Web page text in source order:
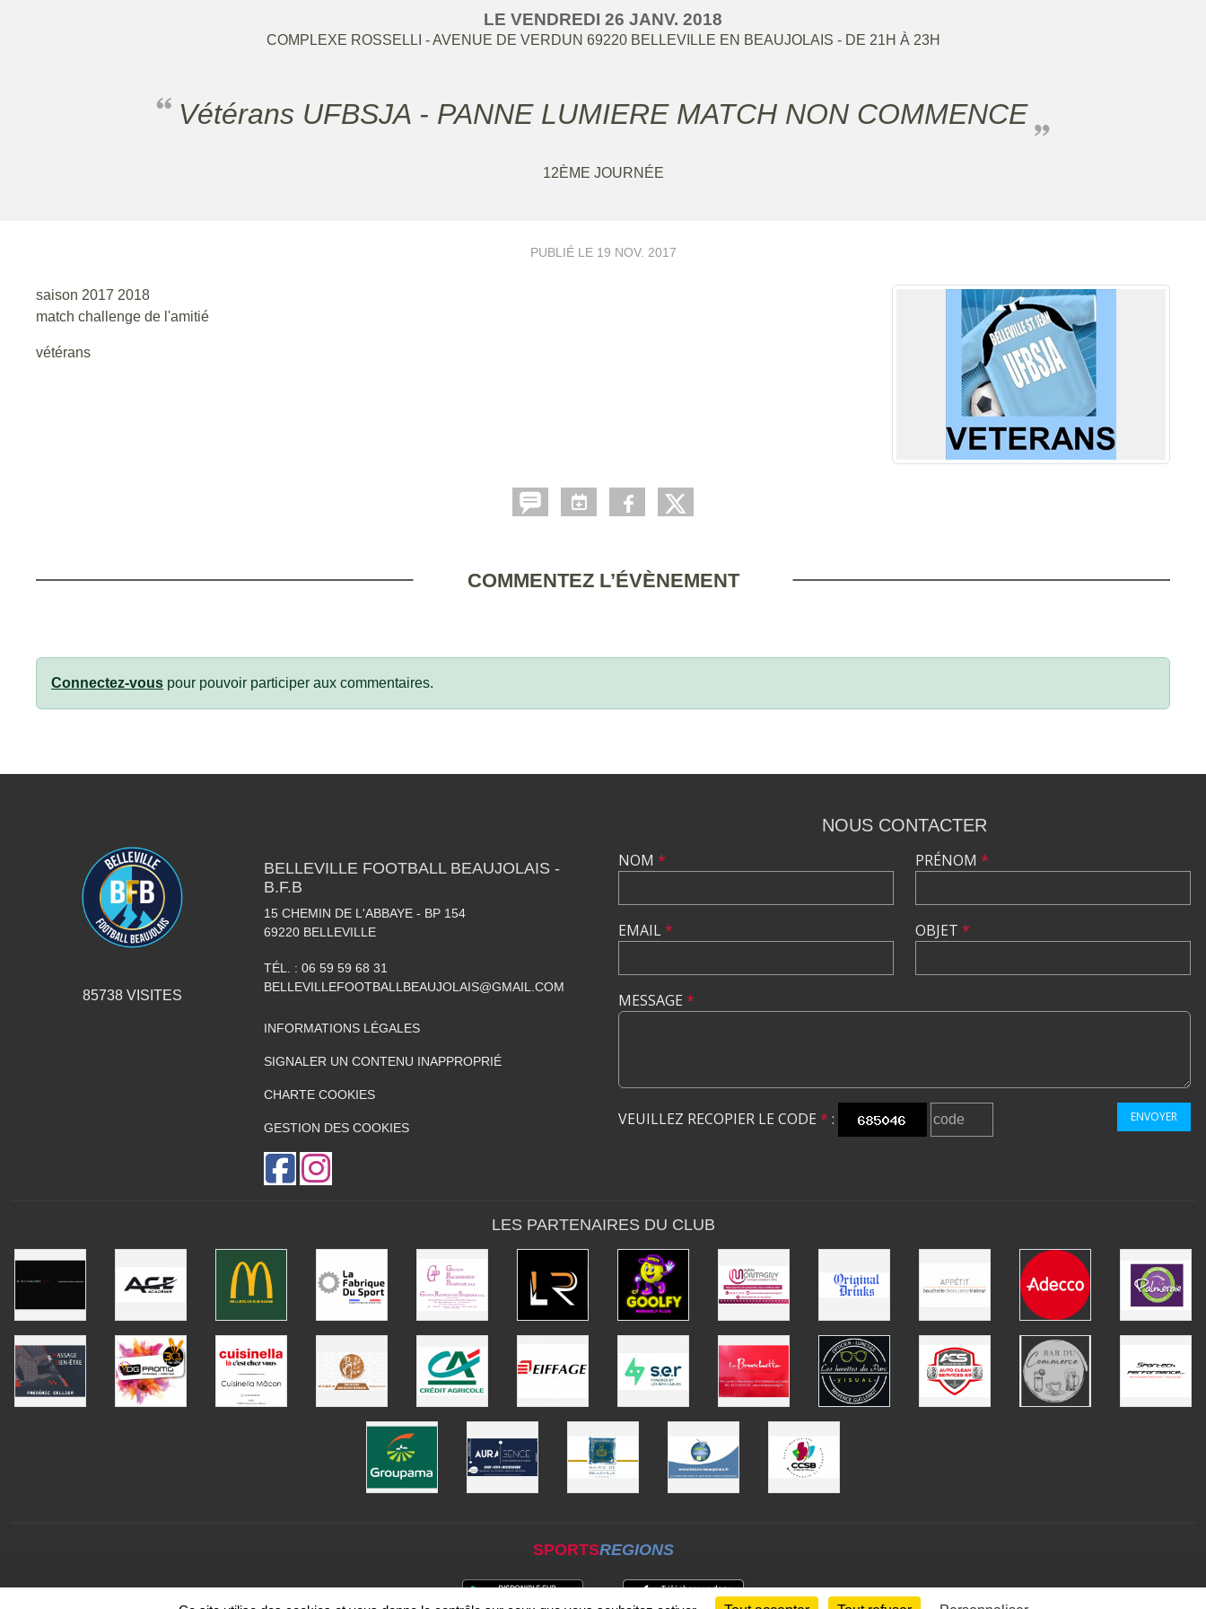
LE VENDREDI 26 JANV. 2018
COMPLEXE ROSSELLI - AVENUE DE VERDUN 69220 BELLEVILLE EN BEAUJOLAIS - DE 21H À 23H
Vétérans UFBSJA - PANNE LUMIERE MATCH NON COMMENCE
12ÈME JOURNÉE
PUBLIÉ LE 19 NOV. 2017
saison 2017 2018
match challenge de l'amitié
vétérans
COMMENTEZ L’ÉVÈNEMENT
Connectez-vous pour pouvoir participer aux commentaires.
85738VISITES
BELLEVILLE FOOTBALL BEAUJOLAIS -
B.F.B
15 CHEMIN DE L'ABBAYE - BP 154
69220 BELLEVILLE
TÉL. : 06 59 59 68 31
BELLEVILLEFOOTBALLBEAUJOLAIS@GMAIL.COM
INFORMATIONS LÉGALES
SIGNALER UN CONTENU INAPPROPRIÉ
CHARTE COOKIES
GESTION DES COOKIES
NOUS CONTACTER
NOM *
EMAIL*
PRÉNOM *
OBJET *
MESSAGE *
VEUILLEZ RECOPIER LE CODE * : ENVOYER
LES PARTENAIRES DU CLUB
SPORTSREGIONS